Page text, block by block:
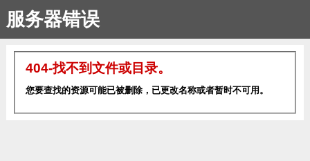
服务器错误
404-找不到文件或目录。
您要查找的资源可能已被删除，已更改名称或者暂时不可用。